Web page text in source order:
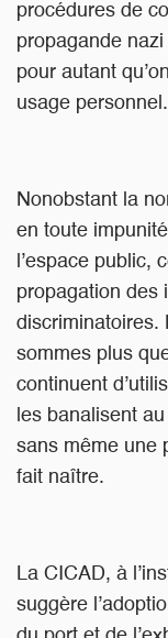
procédures de
propagande
pour autant
usage personnel.
Nonobstant la
en toute
l’espace public,
propagation des
discriminatoires.
sommes plus
continuent
les banalisent
sans même une
fait naître.
La CICAD, à
suggère